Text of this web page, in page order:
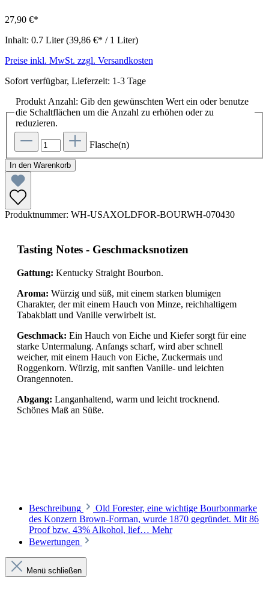
27,90 €*
Inhalt: 0.7 Liter(39,86 €* / 1 Liter)
Preise inkl. MwSt. zzgl. Versandkosten
Sofort verfügbar, Lieferzeit: 1-3 Tage
Produkt Anzahl: Gib den gewünschten Wert ein oder benutze
die Schaltflächen um die Anzahl zu erhöhen oder zu
reduzieren.
Flasche(n)
In den Warenkorb
Produktnummer: WH-USAXOLDFOR-BOURWH-070430
Tasting Notes - Geschmacksnotizen
Gattung: Kentucky Straight Bourbon.
Aroma: Würzig und süß, mit einem starken blumigen
Charakter, der mit einem Hauch von Minze, reichhaltigem
Tabakblatt und Vanille verwirbelt ist.
Geschmack: Ein Hauch von Eiche und Kiefer sorgt für eine
starke Untermalung. Anfangs scharf, wird aber schnell
weicher, mit einem Hauch von Eiche, Zuckermais und
Roggenkorn. Würzig, mit sanften Vanille- und leichten
Orangennoten.
Abgang: Langanhaltend, warm und leicht trocknend.
Schönes Maß an Süße.
Beschreibung
Old Forester, eine wichtige Bourbonmarke
des Konzern Brown-Forman, wurde 1870 gegründet. Mit 86
Proof bzw. 43% Alkohol, lief… Mehr
Bewertungen
Menü schließen